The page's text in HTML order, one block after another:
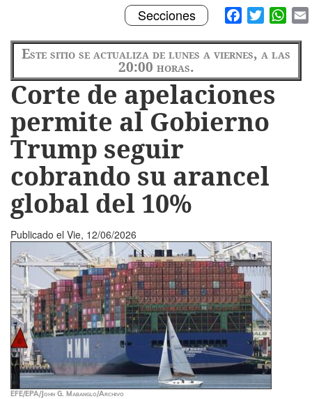
Facebook
Twitter
Toggle
navigation
Secciones
Este sitio se actualiza de lunes a viernes, a las
20:00 horas.
Corte de apelaciones
permite al Gobierno
Trump seguir
cobrando su arancel
global del 10%
Publicado el Vie, 12/06/2026
EFE/EPA/John G. Mabanglo/Archivo